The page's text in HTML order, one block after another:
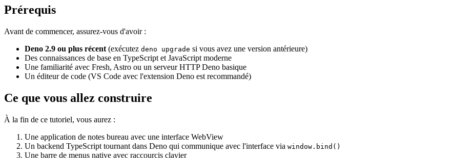
Prérequis
Avant de commencer, assurez-vous d'avoir :
Deno 2.9 ou plus récent (exécutez deno upgrade si vous avez une version antérieure)
Des connaissances de base en TypeScript et JavaScript moderne
Une familiarité avec Fresh, Astro ou un serveur HTTP Deno basique
Un éditeur de code (VS Code avec l'extension Deno est recommandé)
Ce que vous allez construire
À la fin de ce tutoriel, vous aurez :
Une application de notes bureau avec une interface WebView
Un backend TypeScript tournant dans Deno qui communique avec l'interface via window.bind()
Une barre de menus native avec raccourcis clavier